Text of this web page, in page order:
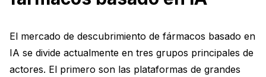
El mercado de descubrimiento de fármacos basado en
IA se divide actualmente en tres grupos principales de
actores. El primero son las plataformas de grandes